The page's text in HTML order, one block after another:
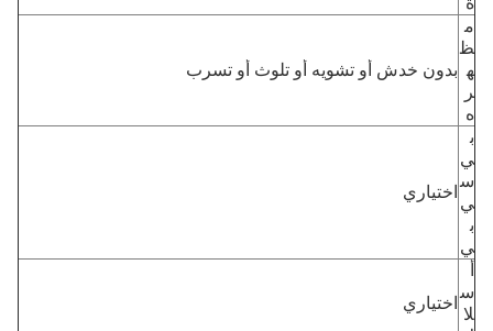
م
ظ
ه
ر
ه
بدون خدش أو تشويه أو تلوث أو تسرب
ب
ي
س
ي
ب
ي
اختياري
س
لا
اختياري